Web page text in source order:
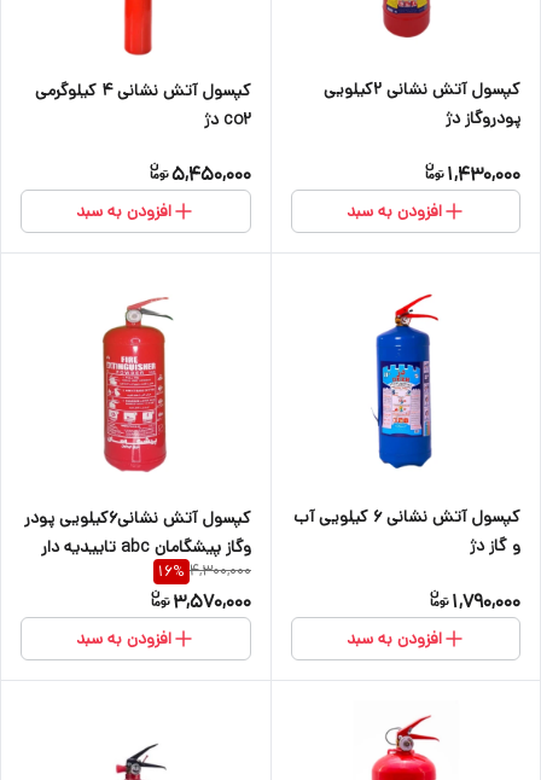
کپسول آتش نشانی ۲کیلویی
پودروگاز دژ
1,430,000
افزودن به سبد
کپسول آتش نشانی ۴ کیلوگرمی
co2 دژ
5,450,000
افزودن به سبد
کپسول آتش نشانی ۶ کیلویی آب
و گاز دژ
1,790,000
افزودن به سبد
کپسول آتش نشانی۶کیلویی پودر
وگاز پیشگامان abc تاییدیه دار
4,300,000
16%
3,570,000
افزودن به سبد